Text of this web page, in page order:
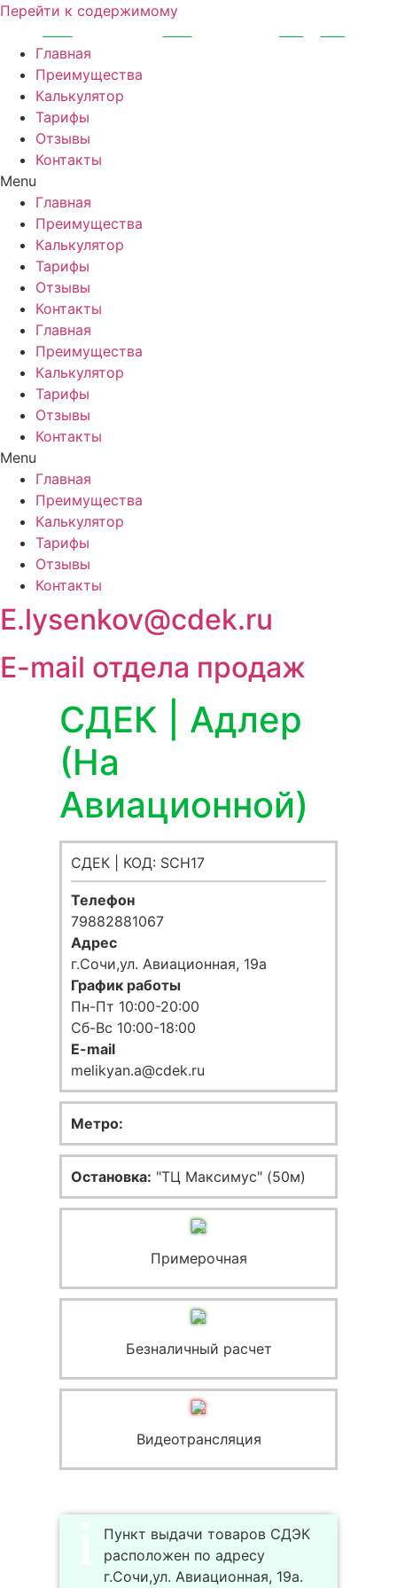
Перейти к содержимому
Главная
Преимущества
Калькулятор
Тарифы
Отзывы
Контакты
Menu
Главная
Преимущества
Калькулятор
Тарифы
Отзывы
Контакты
Главная
Преимущества
Калькулятор
Тарифы
Отзывы
Контакты
Menu
Главная
Преимущества
Калькулятор
Тарифы
Отзывы
Контакты
E.lysenkov@cdek.ru
E-mail отдела продаж
СДЕК | Адлер
(На
Авиационной)
СДЕК | КОД: SCH17
Телефон
79882881067
Адрес
г.Сочи,ул. Авиационная, 19а
График работы
Пн-Пт 10:00-20:00
Сб-Вс 10:00-18:00
E-mail
melikyan.a@cdek.ru
Метро:
Остановка: "ТЦ Максимус" (50м)
Примерочная
Безналичный расчет
Видеотрансляция
Пункт выдачи товаров СДЭК
расположен по адресу
г.Сочи,ул. Авиационная, 19а.